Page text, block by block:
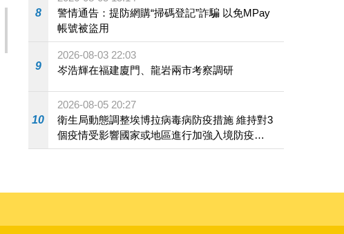
8
警情通告：提防網購“掃碼登記”詐騙 以免MPay
帳號被盜用
9
2026-08-03 22:03
岑浩輝在福建廈門、龍岩兩市考察調研
10
2026-08-05 20:27
衛生局動態調整埃博拉病毒病防疫措施 維持對3
個疫情受影響國家或地區進行加強入境防疫措
施